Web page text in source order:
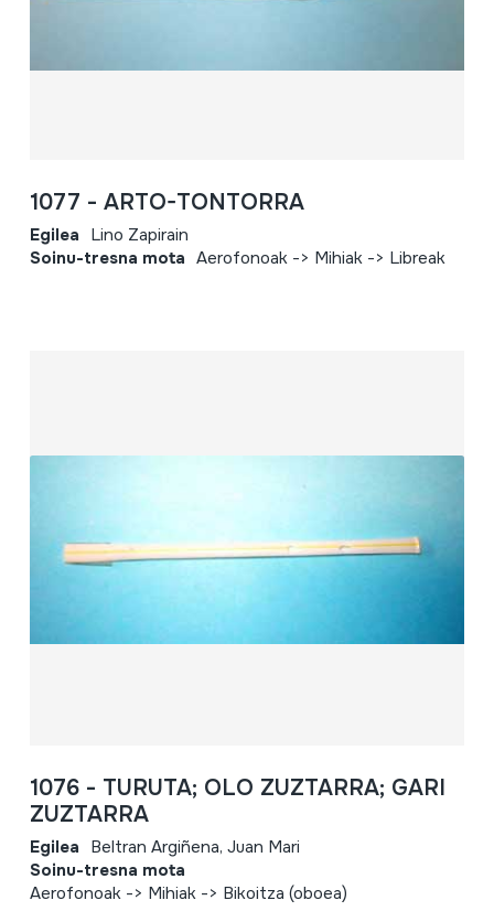
1077 - ARTO-TONTORRA
Egilea Lino Zapirain
Soinu-tresna mota Aerofonoak -> Mihiak -> Libreak
1076 - TURUTA; OLO ZUZTARRA; GARI
ZUZTARRA
Egilea Beltran Argiñena, Juan Mari
Soinu-tresna mota
Aerofonoak -> Mihiak -> Bikoitza (oboea)